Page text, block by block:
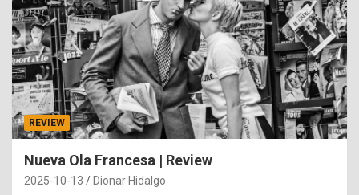
REVIEW
Nueva Ola Francesa | Review
2025-10-13 Dionar Hidalgo